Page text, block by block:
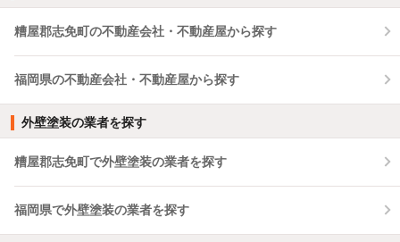
糟屋郡志免町の不動産会社・不動産屋から探す
福岡県の不動産会社・不動産屋から探す
外壁塗装の業者を探す
糟屋郡志免町で外壁塗装の業者を探す
福岡県で外壁塗装の業者を探す